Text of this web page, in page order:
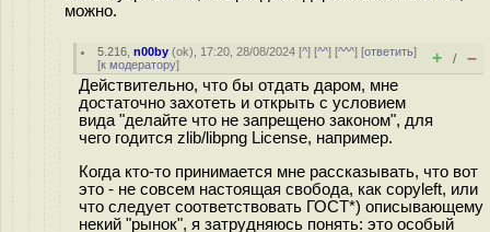
можно.
5.216 ,n00by (ok), 17:20, 28/08/2024 [^] [^^] [^^^] [ответить]
[к модератору] + / –
Действительно, что бы отдать даром, мне
достаточно захотеть и открыть с условием
вида "делайте что не запрещено законом", для
чего годится zlib/libpng License, например.
Когда кто-то принимается мне рассказывать, что вот
это - не совсем настоящая свобода, как copyleft, или
что следует соответствовать ГОСТ*) описывающему
некий "рынок", я затрудняюсь понять: это особый